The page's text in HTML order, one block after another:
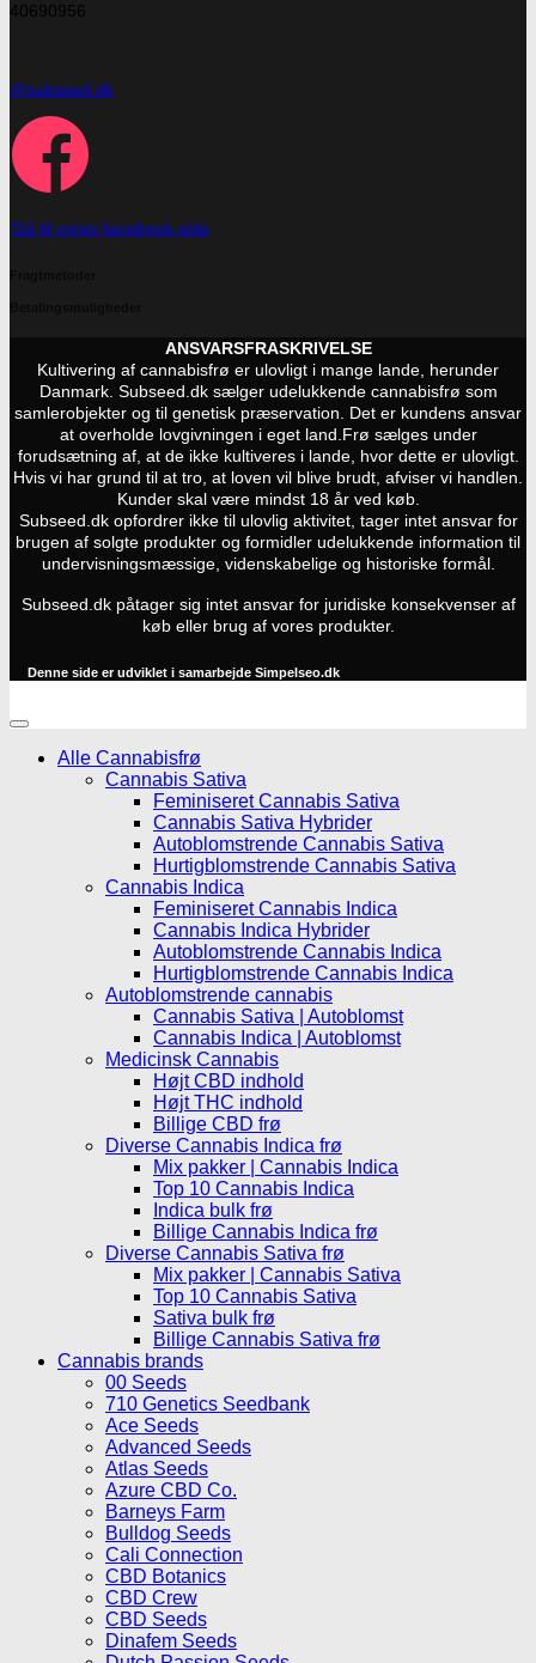
40690956
@subseed.dk
Gå til vores facebook-side
ANSVARSFRASKRIVELSE
Kultivering af cannabisfrø er ulovligt i mange lande, herunder
Danmark. Subseed.dk sælger udelukkende cannabisfrø som
samlerobjekter og til genetisk præservation. Det er kundens ansvar
at overholde lovgivningen i eget land. Frø sælges under
forudsætning af, at de ikke kultiveres i lande, hvor dette er ulovligt.
Hvis vi har grund til at tro, at loven vil blive brudt, afviser vi handlen.
Kunder skal være mindst 18 år ved køb.
Subseed.dk opfordrer ikke til ulovlig aktivitet, tager intet ansvar for
brugen af solgte produkter og formidler udelukkende information til
undervisningsmæssige, videnskabelige og historiske formål.
Subseed.dk påtager sig intet ansvar for juridiske konsekvenser af
køb eller brug af vores produkter.
Denne side er udviklet i samarbejde Simpelseo.dk
Alle Cannabisfrø
Cannabis Sativa
Feminiseret Cannabis Sativa
Cannabis Sativa Hybrider
Autoblomstrende Cannabis Sativa
Hurtigblomstrende Cannabis Sativa
Cannabis Indica
Feminiseret Cannabis Indica
Cannabis Indica Hybrider
Autoblomstrende Cannabis Indica
Hurtigblomstrende Cannabis Indica
Autoblomstrende cannabis
Cannabis Sativa | Autoblomst
Cannabis Indica | Autoblomst
Medicinsk Cannabis
Højt CBD indhold
Højt THC indhold
Billige CBD frø
Diverse Cannabis Indica frø
Mix pakker | Cannabis Indica
Top 10 Cannabis Indica
Indica bulk frø
Billige Cannabis Indica frø
Diverse Cannabis Sativa frø
Mix pakker | Cannabis Sativa
Top 10 Cannabis Sativa
Sativa bulk frø
Billige Cannabis Sativa frø
Cannabis brands
00 Seeds
710 Genetics Seedbank
Ace Seeds
Advanced Seeds
Atlas Seeds
Azure CBD Co.
Barneys Farm
Bulldog Seeds
Cali Connection
CBD Botanics
CBD Crew
CBD Seeds
Dinafem Seeds